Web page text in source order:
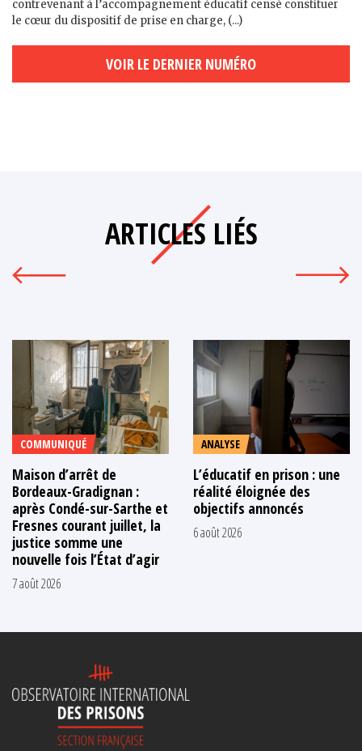
contrevenant à l’accompagnement éducatif censé constituer
le cœur du dispositif de prise en charge, (...)
VOIR LE DERNIER NUMÉRO
ARTICLES LIÉS
COMMUNIQUÉ
Maison d’arrêt de
Bordeaux-Gradignan :
après Condé-sur-Sarthe et
Fresnes courant juillet, la
justice somme une
nouvelle fois l’État d’agir
7 août 2026
ANALYSE
L’éducatif en prison : une
réalité éloignée des
objectifs annoncés
6 août 2026